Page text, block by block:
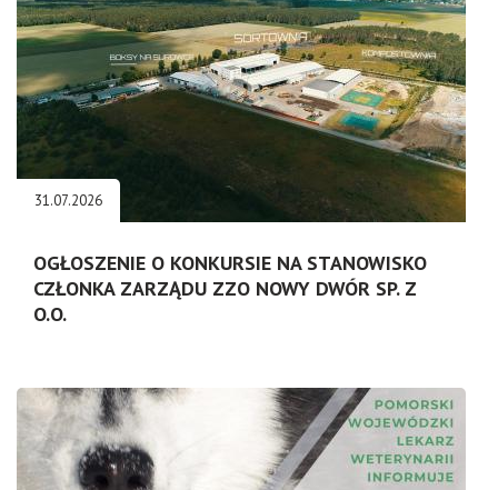
31.07.2026
OGŁOSZENIE O KONKURSIE NA STANOWISKO
CZŁONKA ZARZĄDU ZZO NOWY DWÓR SP. Z
O.O.